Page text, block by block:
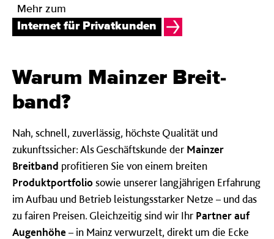
Mehr zum
Internet für Privatkunden
Warum Mainz­er Breit­
band?
Nah, schnell, zuverlässig, höchste Qualität und
zukunftssicher: Als Geschäftskunde der Mainzer
Breitband profitieren Sie von einem breiten
Produktportfoliosowie unserer langjährigen Erfahrung
im Aufbau und Betrieb leistungsstarker Netze – und das
zu fairen Preisen. Gleichzeitig sind wir Ihr Partner auf
Augenhöhe– in Mainz verwurzelt, direkt um die Ecke